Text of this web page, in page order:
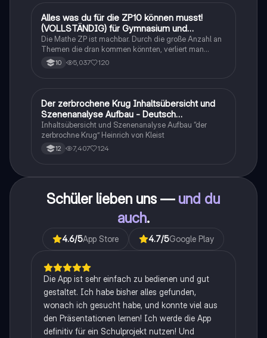
Mathe
Alles was du für die ZP10 können musst!
(VOLLSTÄNDIG) für Gymnasium und
Realschule
Die Mathe ZP ist machbar. Durch die große Anzahl an
Themen die dran kommen könnten, verliert man
schnell den Überblick. Also habe ich von den kleinsten
Themen bis hin zu den größten alles
10 5,037 120
Deutsch
Der zerbrochene Krug Inhaltsübersicht und
Szenenanalyse Aufbau - Deutsch
Q1/Q2/Abitur
Inhaltsübersicht und Szenenanalyse Aufbau “der
zerbrochne Krug” Heinrich von Kleist
12 7,407 124
Schüler lieben uns — und du
auch.
4.6/5App Store 4.7/5Google Play
Die App ist sehr einfach zu bedienen und gut
gestaltet. Ich habe bisher alles gefunden,
wonach ich gesucht habe, und konnte viel aus
den Präsentationen lernen! Ich werde die App
definitiv für ein Schulprojekt nutzen! Und